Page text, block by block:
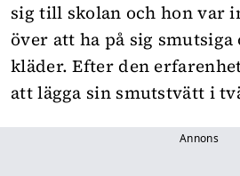
sig till skolan och hon var
över att ha på sig
kläder. Efter den
att lägga sin smutstvätt i
Annons